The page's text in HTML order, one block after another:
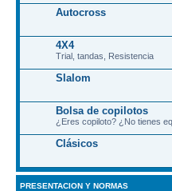
Autocross
4X4
Trial, tandas, Resistencia
Slalom
Bolsa de copilotos
¿Eres copiloto? ¿No tienes
Clásicos
PRESENTACION Y NORMAS